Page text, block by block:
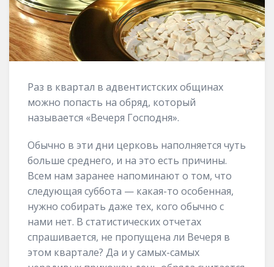
Раз в квартал в адвентистских общинах
можно попасть на обряд, который
называется «Вечеря Господня».
Обычно в эти дни церковь наполняется чуть
больше среднего, и на это есть причины.
Всем нам заранее напоминают о том, что
следующая суббота — какая-то особенная,
нужно собирать даже тех, кого обычно с
нами нет. В статистических отчетах
спрашивается, не пропущена ли Вечеря в
этом квартале? Да и у самых-самых